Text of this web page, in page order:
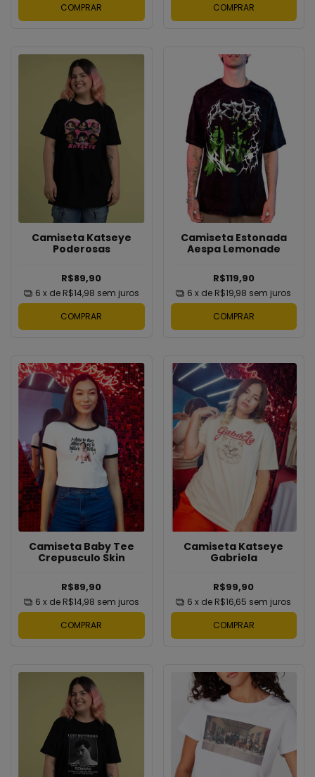
COMPRAR
COMPRAR
Camiseta Katseye
Poderosas
R$89,90
6 x de R$14,98 sem juros
COMPRAR
Camiseta Estonada
Aespa Lemonade
R$119,90
6 x de R$19,98 sem juros
COMPRAR
Camiseta Baby Tee
Crepusculo Skin
R$89,90
6 x de R$14,98 sem juros
COMPRAR
Camiseta Katseye
Gabriela
R$99,90
6 x de R$16,65 sem juros
COMPRAR